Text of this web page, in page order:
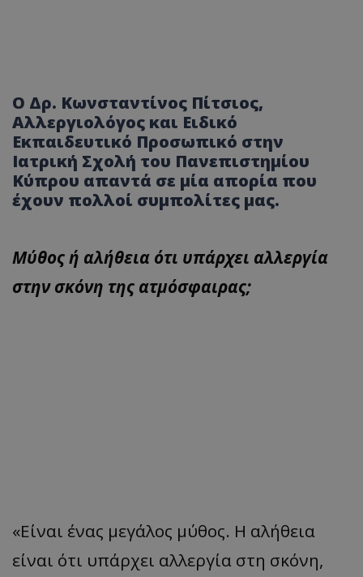
Ο Δρ. Κωνσταντίνος Πίτσιος,
Αλλεργιολόγος και Ειδικό
Εκπαιδευτικό Προσωπικό στην
Ιατρική Σχολή του Πανεπιστημίου
Κύπρου απαντά σε μία απορία που
έχουν πολλοί συμπολίτες μας.
Μύθος ή αλήθεια ότι υπάρχει αλλεργία
στην σκόνη της ατμόσφαιρας;
«Είναι ένας μεγάλος μύθος. Η αλήθεια
είναι ότι υπάρχει αλλεργία στη σκόνη,